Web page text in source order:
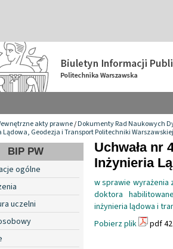
akty prawne/Dokumenty Rad Naukowych
Lądowa, Geodezja i Transport Politechniki Warszawskiej
BIP PW
ogólne
uczelni
Uchwała nr
Inżynieria
w sprawie wyrażenia
doktora
inżynieria lądowa i
Pobierz plik
pdf